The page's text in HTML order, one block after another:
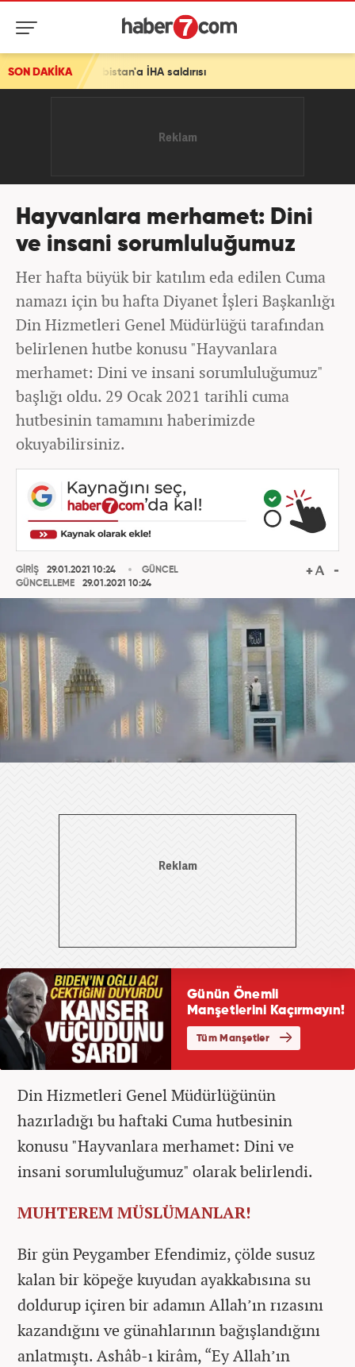
SON DAKİKAİHA saldırısı
Hayvanlara merhamet: Dini
ve insani sorumluluğumuz
Her hafta büyük bir katılım eda edilen Cuma
namazı için bu hafta Diyanet İşleri Başkanlığı
Din Hizmetleri Genel Müdürlüğü tarafından
belirlenen hutbe konusu "Hayvanlara
merhamet: Dini ve insani sorumluluğumuz"
başlığı oldu. 29 Ocak 2021 tarihli cuma
hutbesinin tamamını haberimizde
okuyabilirsiniz.
GİRİŞ
29.01.2021 10:24
GÜNCELLEME
29.01.2021 10:24
GÜNCEL
Din Hizmetleri Genel Müdürlüğünün
hazırladığı bu haftaki Cuma hutbesinin
konusu "Hayvanlara merhamet: Dini ve
insani sorumluluğumuz" olarak belirlendi.
MUHTEREM MÜSLÜMANLAR!
Bir gün Peygamber Efendimiz, çölde susuz
kalan bir köpeğe kuyudan ayakkabısına su
doldurup içiren bir adamın Allah’ın rızasını
kazandığını ve günahlarının bağışlandığını
anlatmıştı. Ashâb-ı kirâm, “Ey Allah’ın